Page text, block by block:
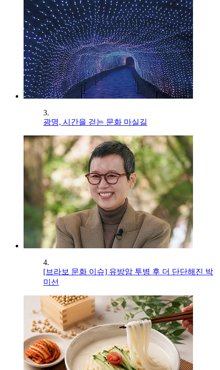
3.
광명, 시간을 걷는 문화 마실길
4.
[브라보 문화 이슈] 유방암 투병 후 더 단단해진 박
미선